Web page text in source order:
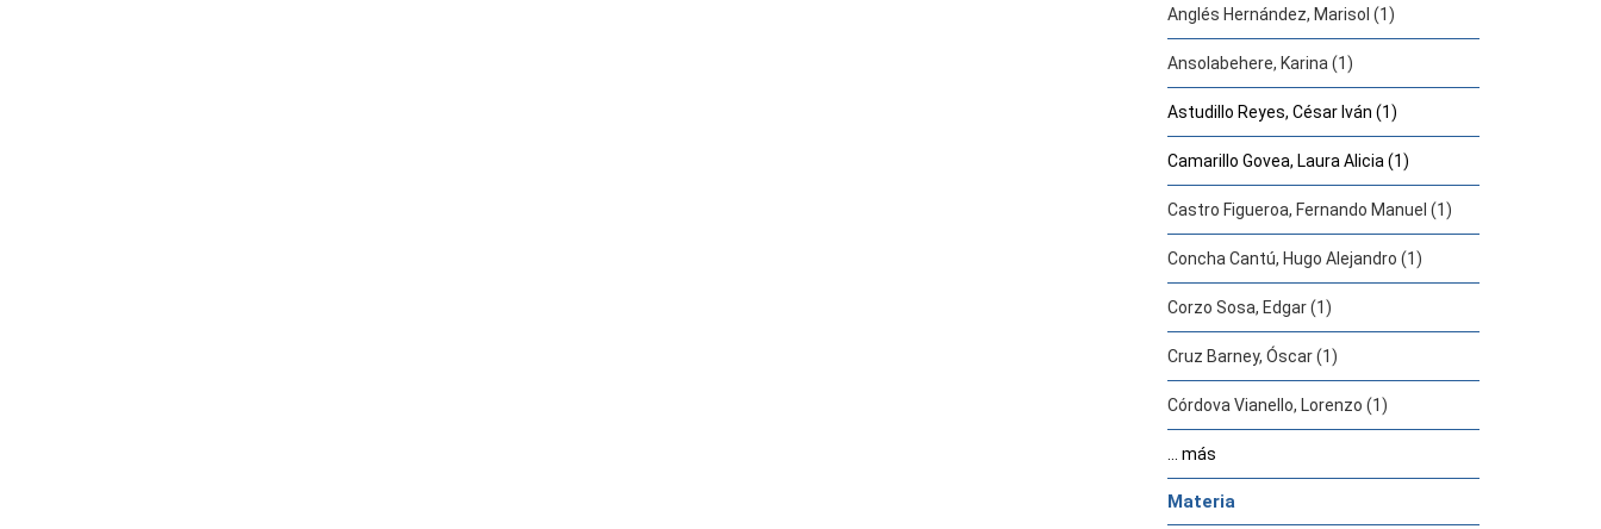
Anglés Hernández, Marisol (1)
Ansolabehere, Karina (1)
Astudillo Reyes, César Iván (1)
Camarillo Govea, Laura Alicia (1)
Castro Figueroa, Fernando Manuel (1)
Concha Cantú, Hugo Alejandro (1)
Corzo Sosa, Edgar (1)
Cruz Barney, Óscar (1)
Córdova Vianello, Lorenzo (1)
... más
Materia